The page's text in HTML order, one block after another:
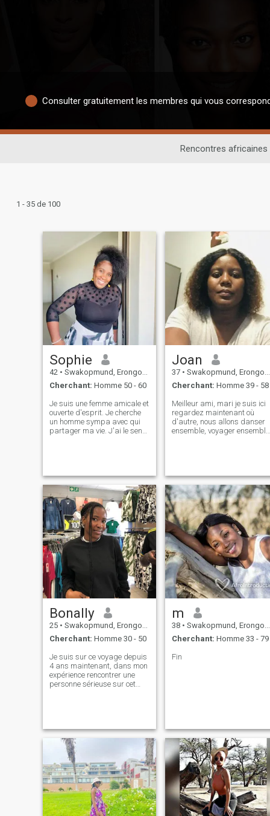
Consulter gratuitement les membres qui vous
Rencontres africaines
1 - 35 de 100
Sophie
42 • Swakopmund, Erongo, Namibie
Cherchant: Homme 50 - 60
Je suis une femme amicale et
ouverte d'esprit. Je cherche
un homme sympa avec qui
partager ma vie. J'ai le sens
cherche quelqu'un qui pense
et ressent la même chose.
Quelqu'un qui apprécie la
confiance, le respect et
l'amour. Si vous avez une
vision positive de la vie et que
vous cherchez une relation
sérieuse basée sur l'intérêt
mutuel et le soutien, nous
pourrions faire un bon
match.
Joan
37 • Swakopmund, Erongo, Namibie
Cherchant: Homme 39 - 58
Meilleur ami, mari je suis ici
regardez maintenant où
d'autre, nous allons danser
ensemble, voyager ensemble
à la tête aah ne vous Uuh
mon épaule sont ici pour rin
sur maintenant, se sentir
fatigué? C'est OK maman
ici vous donnera votre
massage mon roi mon mari,
et mon respect ainsi que mes
soins seront toujours avec
vous. La Bible dit que celui
qui trouve une femme trouve
une bonne chose.
Bonally
25 • Swakopmund, Erongo, Namibie
Cherchant: Homme 30 - 50
Je suis sur ce voyage depuis
4 ans maintenant, dans mon
expérience rencontrer une
personne sérieuse sur cet
😁mon nom est Bonally, 26
ans je suis né, élevé et vis en
Namibie, mes parents ont un
hApply marié et ils sont en
pension, j'ai 6 frères et
sœurs et cela fait de moi le
dernier enfant de ma famille,
je suis béni avec une belle
doughter, elle est 5 ans, je
n'ai jamais été marié et
m
38 • Swakopmund, Erongo, Namibie
Cherchant: Homme 33 - 79
Fin